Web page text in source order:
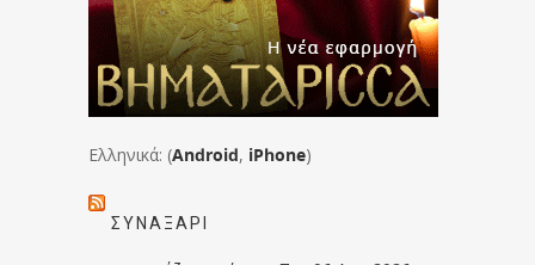
Ελληνικά: (Android, iPhone)
ΣΥΝΑΞΆΡΙ